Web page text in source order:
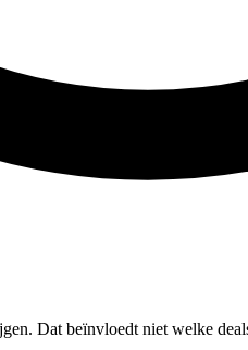
Dat beïnvloedt niet welke